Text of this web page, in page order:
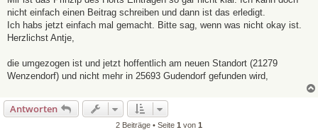
r
a
nicht einfach einen Beitrag schreiben und dann ist das erledigt.
Ich habs jetzt einfach mal gemacht. Bitte sag, wenn was nicht okay ist.
Herzlichst Antje,
die umgezogen ist und jetzt hoffentlich am neuen Standort (21279
Wenzendorf) und nicht mehr in 25693 Gudendorf gefunden wird,
Antworten
2 Beiträge • Seite 1 von 1